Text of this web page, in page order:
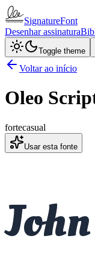
SignatureFont
Desenhar assinatura
Toggle theme
Voltar ao início
Oleo
fortecasual
Usar esta fonte